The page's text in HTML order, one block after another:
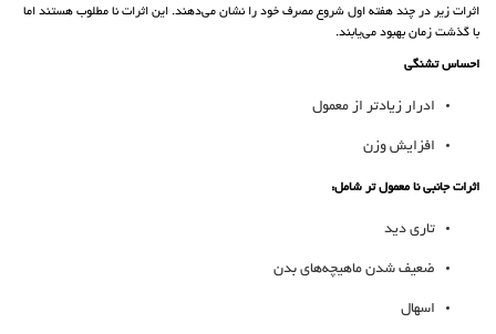
اثرات زیر در چند هفته اول شروع مصرف خود را نشان می‌دهند. این اثرات نا مطلوب هستند اما
با گذشت زمان بهبود می‌یابند.
احساس تشنگی
ادرار زیادتر از معمول
افزایش وزن
اثرات جانبی نا معمول تر شامل:
تاری دید
ضعیف شدن ماهیچه‌های بدن
اسهال